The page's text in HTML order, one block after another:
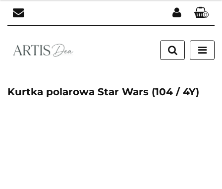
Zaloguj się
Zarejestruj się
0
Kurtka polarowa Star Wars (104 / 4Y)